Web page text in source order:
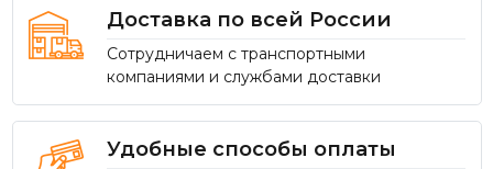
Доставка по всей России
Сотрудничаем с транспортными
компаниями и службами доставки
Удобные способы оплаты